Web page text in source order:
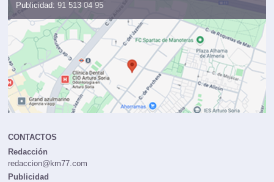
Publicidad: 91 513 04 95
CONTACTOS
Redacción
redaccion@km77.com
Publicidad